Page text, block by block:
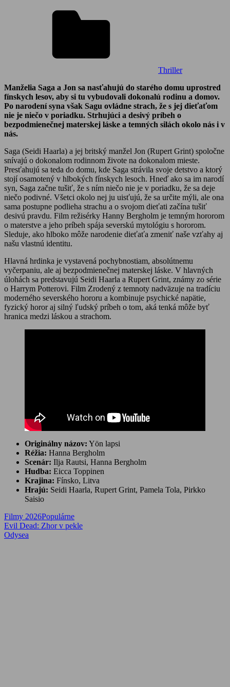
Thriller
Manželia Saga a Jon sa nasťahujú do starého domu uprostred
fínskych lesov, aby si tu vybudovali dokonalú rodinu a domov.
Po narodení syna však Sagu ovládne strach, že s jej dieťaťom
nie je niečo v poriadku. Strhujúci a desivý príbeh o
bezpodmienečnej materskej láske a temných silách okolo nás i v
nás.
Saga (Seidi Haarla) a jej britský manžel Jon (Rupert Grint) spoločne
snívajú o dokonalom rodinnom živote na dokonalom mieste.
Presťahujú sa teda do domu, kde Saga strávila svoje detstvo a ktorý
stojí osamotený v hlbokých fínskych lesoch. Hneď ako sa im narodí
syn, Saga začne tušiť, že s ním niečo nie je v poriadku, že sa deje
niečo podivné. Všetci okolo nej ju uisťujú, že sa určite mýli, ale ona
sama postupne podlieha strachu a o svojom dieťati začína tušiť
desivú pravdu. Film režisérky Hanny Bergholm je temným hororom
o materstve a jeho príbeh spája severskú mytológiu s hororom.
Sleduje, ako hlboko môže narodenie dieťaťa zmeniť naše vzťahy aj
našu vlastnú identitu.
Hlavná hrdinka je vystavená pochybnostiam, absolútnemu
vyčerpaniu, ale aj bezpodmienečnej materskej láske. V hlavných
úlohách sa predstavujú Seidi Haarla a Rupert Grint, známy zo série
o Harrym Potterovi. Film Zrodený z temnoty nadväzuje na tradíciu
moderného severského hororu a kombinuje psychické napätie,
fyzický horor aj silný ľudský príbeh o tom, aká tenká môže byť
hranica medzi láskou a strachom.
Originálny názov: Yön lapsi
Réžia: Hanna Bergholm
Scenár: Ilja Rautsi, Hanna Bergholm
Hudba: Eicca Toppinen
Krajina: Fínsko, Litva
Hrajú: Seidi Haarla, Rupert Grint, Pamela Tola, Pirkko
Saisio
Filmy 2026Populárne
Navigácia
v
Previous
Post:
Evil Dead: Zhor v pekle
Next
Odysea